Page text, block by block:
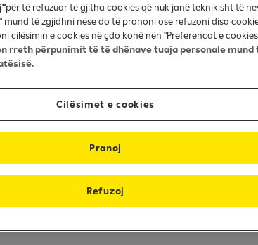
i shpejt
procesi i lehtë pë aplikim dhe merr aprovim
për të refuzuar të gjitha cookies që nuk janë teknikisht të
mund të zgjidhni nëse do të pranoni ose refuzoni disa
cilësimin e cookies në çdo kohë nën "Preferencat e
rreth përpunimit të të dhënave tuaja personale mund
Cilësimet e cookies
Refuzoj
Pranoj